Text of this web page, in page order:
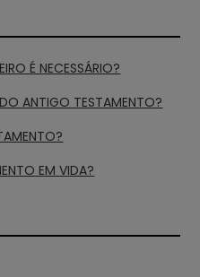
É NECESSÁRIO?
ANTIGO TESTAMENTO?
EM VIDA?